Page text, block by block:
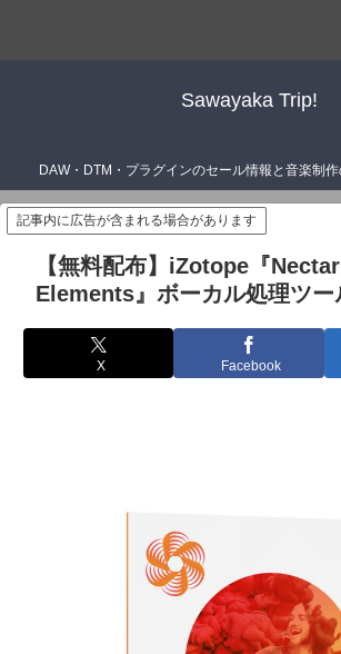
Sawayaka Trip!
DAW・DTM・プラグインのセール情報と音楽制作
記事内に広告が含まれる場合があります
【無料配布】iZotope『Nectar
Elements』ボーカル処理ツー
X Facebook